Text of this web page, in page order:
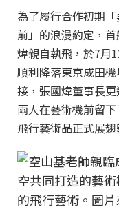
為了履行合作初期
前」的浪漫約定，
煒親自執飛，於7月
順利降落東京成田
接，張國煒董事長
兩人在藝術機前留
飛行藝術品正式展翅